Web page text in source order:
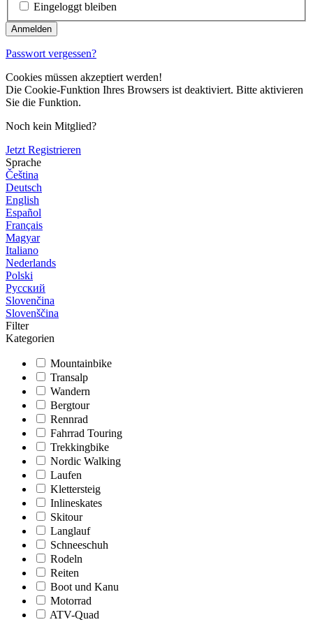
Eingeloggt bleiben
Passwort vergessen?
Cookies müssen akzeptiert werden!
Die Cookie-Funktion Ihres Browsers ist deaktiviert. Bitte aktivieren
Sie die Funktion.
Noch kein Mitglied?
Jetzt Registrieren
Sprache
Čeština
Deutsch
English
Español
Français
Magyar
Italiano
Nederlands
Polski
Русский
Slovenčina
Slovenščina
Filter
Kategorien
Mountainbike
Transalp
Wandern
Bergtour
Rennrad
Fahrrad Touring
Trekkingbike
Nordic Walking
Laufen
Klettersteig
Inlineskates
Skitour
Langlauf
Schneeschuh
Rodeln
Reiten
Boot und Kanu
Motorrad
ATV-Quad